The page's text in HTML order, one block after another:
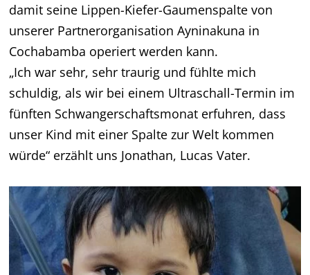
damit seine Lippen-Kiefer-Gaumenspalte von
unserer Partnerorganisation Ayninakuna in
Cochabamba operiert werden kann.
„Ich war sehr, sehr traurig und fühlte mich
schuldig, als wir bei einem Ultraschall-Termin im
fünften Schwangerschaftsmonat erfuhren, dass
unser Kind mit einer Spalte zur Welt kommen
würde“ erzählt uns Jonathan, Lucas Vater.